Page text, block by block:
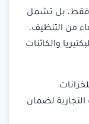
فقط، بل تشمل
من التنظيف،
والكائنات
لضمان